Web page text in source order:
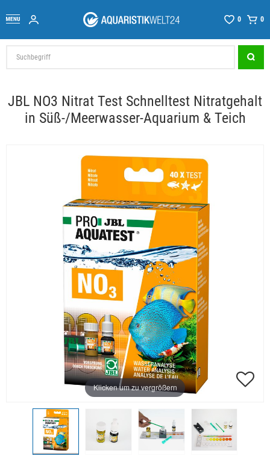
0 0
JBL NO3 Nitrat Test Schnelltest Nitratgehalt
in Süß-/Meerwasser-Aquarium & Teich
Klicken um zu vergrößern